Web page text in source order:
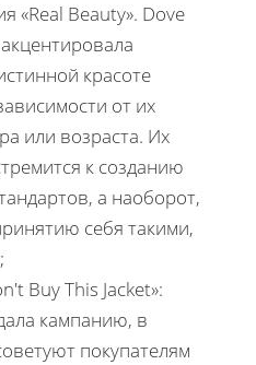
«Real Beauty». Dove
красоте
от их
или возраста. Их
к созданию
а наоборот,
себя такими,
Buy This Jacket»:
кампанию, в
покупателям